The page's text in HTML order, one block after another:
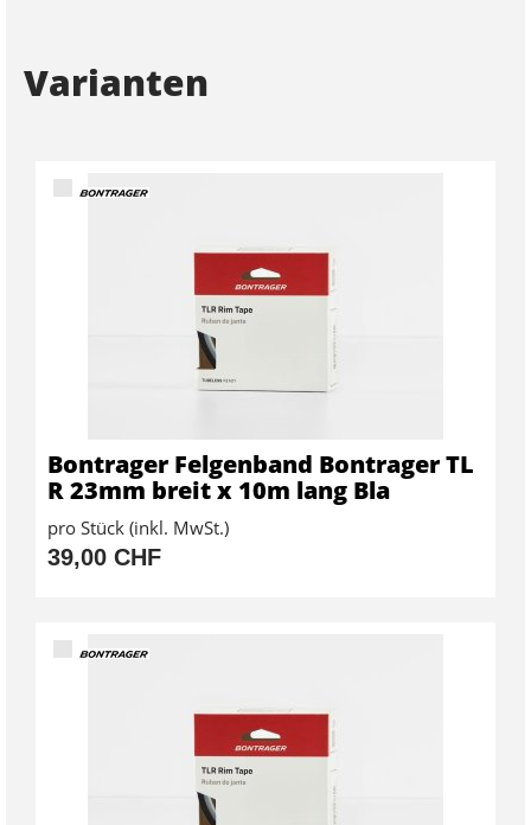
Varianten
Bontrager Felgenband Bontrager TL
R 23mm breit x 10m lang Bla
pro Stück (inkl. MwSt.)
39,00 CHF